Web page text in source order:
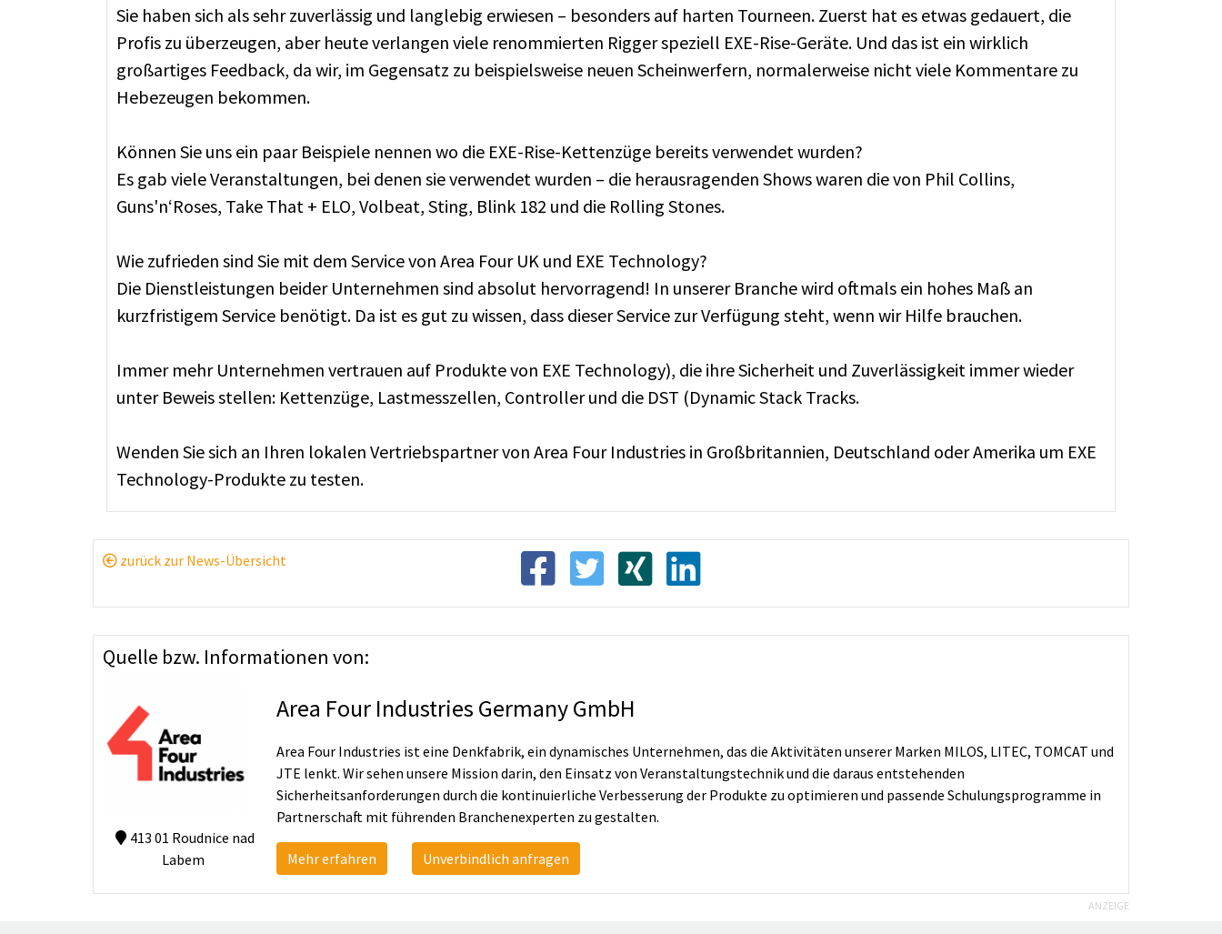
Sie haben sich als sehr zuverlässig und langlebig erwiesen – besonders auf harten Tourneen. Zuerst hat es etwas gedauert, die
Profis zu überzeugen, aber heute verlangen viele renommierten Rigger speziell EXE-Rise-Geräte. Und das ist ein wirklich
großartiges Feedback, da wir, im Gegensatz zu beispielsweise neuen Scheinwerfern, normalerweise nicht viele Kommentare zu
Hebezeugen bekommen.
Können Sie uns ein paar Beispiele nennen wo die EXE-Rise-Kettenzüge bereits verwendet wurden?
Es gab viele Veranstaltungen, bei denen sie verwendet wurden – die herausragenden Shows waren die von Phil Collins,
Guns'n‘Roses, Take That + ELO, Volbeat, Sting, Blink 182 und die Rolling Stones.
Wie zufrieden sind Sie mit dem Service von Area Four UK und EXE Technology?
Die Dienstleistungen beider Unternehmen sind absolut hervorragend! In unserer Branche wird oftmals ein hohes Maß an
kurzfristigem Service benötigt. Da ist es gut zu wissen, dass dieser Service zur Verfügung steht, wenn wir Hilfe brauchen.
Immer mehr Unternehmen vertrauen auf Produkte von EXE Technology), die ihre Sicherheit und Zuverlässigkeit immer wieder
unter Beweis stellen: Kettenzüge, Lastmesszellen, Controller und die DST (Dynamic Stack Tracks.
Wenden Sie sich an Ihren lokalen Vertriebspartner von Area Four Industries in Großbritannien, Deutschland oder Amerika um EXE
Technology-Produkte zu testen.
zurück zur News-Übersicht
Quelle bzw. Informationen von:
413 01 Roudnice nad
Labem
Area Four Industries Germany GmbH
Area Four Industries ist eine Denkfabrik, ein dynamisches Unternehmen, das die Aktivitäten unserer Marken MILOS, LITEC, TOMCAT und
JTE lenkt. Wir sehen unsere Mission darin, den Einsatz von Veranstaltungstechnik und die daraus entstehenden
Sicherheitsanforderungen durch die kontinuierliche Verbesserung der Produkte zu optimieren und passende Schulungsprogramme in
Partnerschaft mit führenden Branchenexperten zu gestalten.
Mehr erfahren Unverbindlich anfragen
ANZEIGE